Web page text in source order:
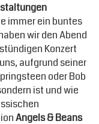
immer ein buntes
wir den Abend
Konzert
aufgrund seiner
oder Bob
ist und wie
Angels & Beans